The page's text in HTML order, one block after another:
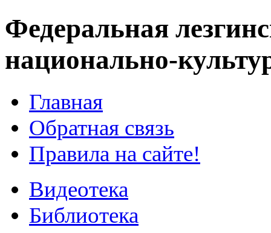
Федеральная
национально-
Главная
Обратная связь
Правила на сайте!
Видеотека
Библиотека